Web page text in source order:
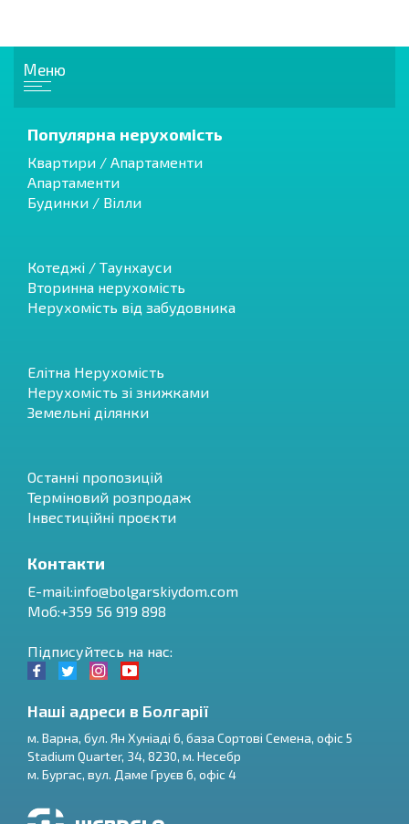
Меню
Популярна нерухомість
Квартири / Апартаменти
Апартаменти
Будинки / Вілли
Котеджі / Таунхауси
Вторинна нерухомість
Нерухомість від забудовника
Елітна Нерухомість
Нерухомість зі знижками
Земельні ділянки
Останні пропозицій
Терміновий розпродаж
Інвестиційні проєкти
Контакти
E-mail:info@bolgarskiydom.com
Моб:+359 56 919 898
Підписуйтесь на нас:
Наші адреси в Болгарії
м. Варна, бул. Ян Хуніаді 6, база Сортові Семена, офіс 5
Stadium Quarter, 34, 8230, м. Несебр
м. Бургас, вул. Даме Груєв 6, офіс 4